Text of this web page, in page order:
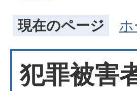
現在のページ ホ
犯罪被害